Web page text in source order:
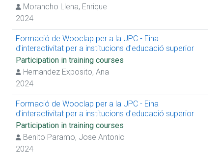
Morancho Llena, Enrique
2024
Formació de Wooclap per a la UPC - Eina
d'interactivitat per a institucions d'educació superior
Participation in training courses
Hernandez Exposito, Ana
2024
Formació de Wooclap per a la UPC - Eina
d'interactivitat per a institucions d'educació superior
Participation in training courses
Benito Paramo, Jose Antonio
2024